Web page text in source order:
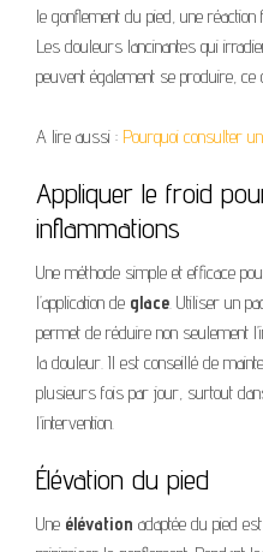
le gonflement du pied, une
Les douleurs lancinantes qui
peuvent également se produire, ce
A lire aussi : Pourquoi consulter
Appliquer le froid
inflammations
Une méthode simple et efficace
l’application de glace. Utiliser un
permet de réduire non seulement
la douleur. Il est conseillé de
plusieurs fois par jour, surtout
l’intervention.
Élévation du pied
Une élévation adaptée du pied